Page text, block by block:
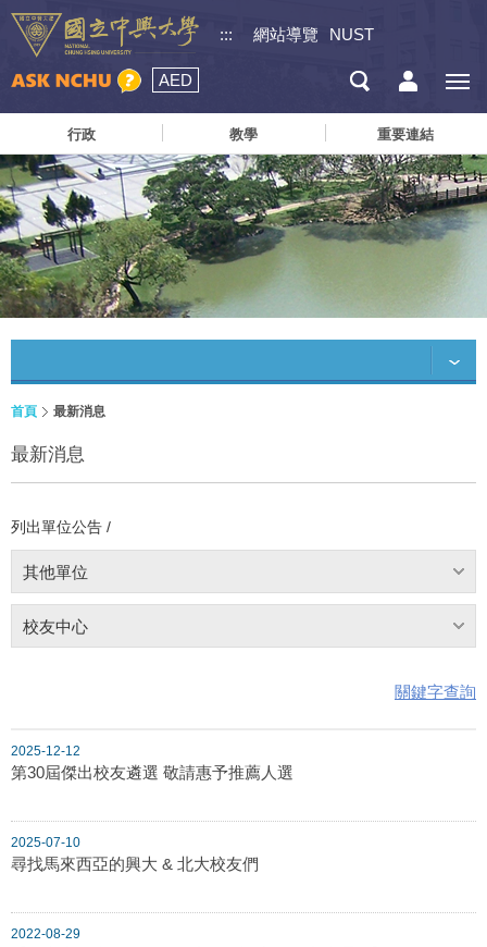
::: 網站導覽 NUST
AED
行政 教學 重要連結
首頁 最新消息
最新消息
列出單位公告 /
其他單位
校友中心
關鍵字查詢
2025-12-12
第30屆傑出校友遴選 敬請惠予推薦人選
2025-07-10
尋找馬來西亞的興大 & 北大校友們
2022-08-29